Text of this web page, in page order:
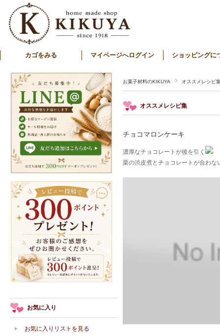
カゴをみる マイページへログイン ショッピングに
お菓子材料のKIKUYA オススメレシピ
オススメレシピ集
チョコマロンケーキ
濃厚なチョコレートが後を引く
栗の渋皮煮とチョコレートが合わ
お気に入り
お気に入りリストを見る